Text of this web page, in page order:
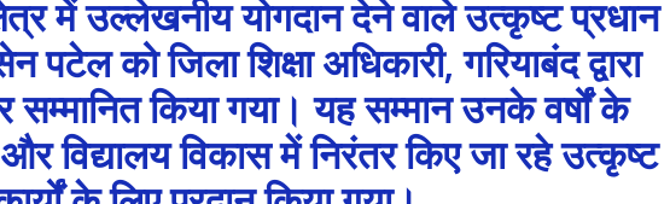
में उल्लेखनीय योगदान देने वाले उत्कृष्ट प्रधान
पटेल को जिला शिक्षा अधिकारी, गरियाबंद द्वारा
सम्मानित किया गया। यह सम्मान उनके वर्षों के
विद्यालय विकास में निरंतर किए जा रहे उत्कृष्ट